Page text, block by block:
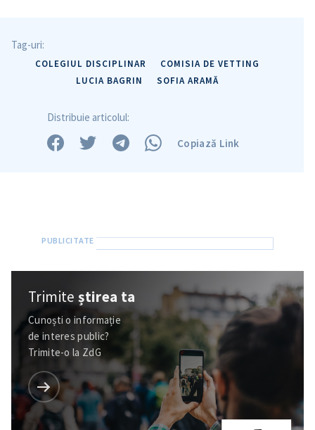
in English
Tag-uri:
COLEGIUL DISCIPLINAR
COMISIA DE VETTING
LUCIA BAGRIN
SOFIA ARAMĂ
Distribuie articolul:
Copiază Link
Trimiteștirea ta
Cunoști o informație
de interes public?
Trimite-o la ZdG